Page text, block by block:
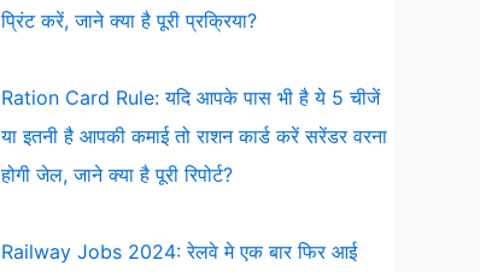
प्रिंट करें, जाने क्या है पूरी प्रक्रिया?
Ration Card Rule: यदि आपके पास भी है ये 5 चीजें
या इतनी है आपकी कमाई तो राशन कार्ड करें सरेंडर वरना
होगी जेल, जाने क्या है पूरी रिपोर्ट?
Railway Jobs 2024: रेलवे मे एक बार फिर आई